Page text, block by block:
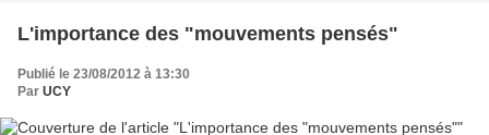
L'importance des "mouvements pensés"
Publié le 23/08/2012 à 13:30
Par UCY